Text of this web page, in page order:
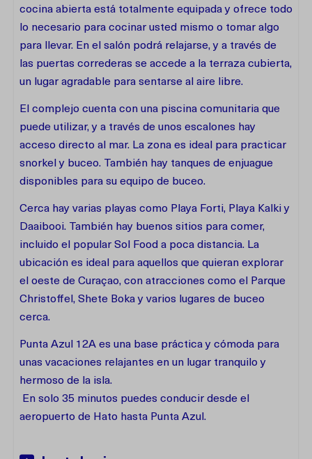
cocina abierta está totalmente equipada y ofrece todo
lo necesario para cocinar usted mismo o tomar algo
para llevar. En el salón podrá relajarse, y a través de
las puertas correderas se accede a la terraza cubierta,
un lugar agradable para sentarse al aire libre.
El complejo cuenta con una piscina comunitaria que
puede utilizar, y a través de unos escalones hay
acceso directo al mar. La zona es ideal para practicar
snorkel y buceo. También hay tanques de enjuague
disponibles para su equipo de buceo.
Cerca hay varias playas como Playa Forti, Playa Kalki y
Daaibooi. También hay buenos sitios para comer,
incluido el popular Sol Food a poca distancia. La
ubicación es ideal para aquellos que quieran explorar
el oeste de Curaçao, con atracciones como el Parque
Christoffel, Shete Boka y varios lugares de buceo
cerca.
Punta Azul 12A es una base práctica y cómoda para
unas vacaciones relajantes en un lugar tranquilo y
hermoso de la isla.
En solo 35 minutos puedes conducir desde el
aeropuerto de Hato hasta Punta Azul.